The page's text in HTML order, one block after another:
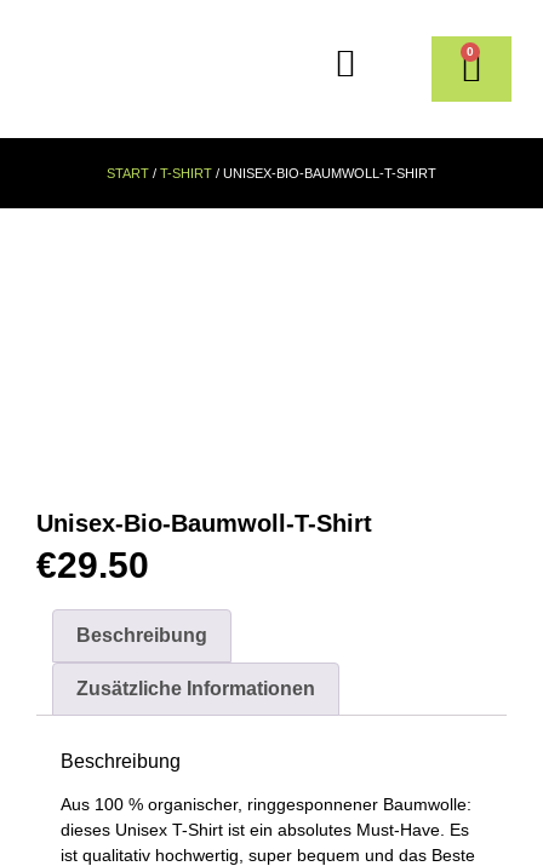
0
START / T-SHIRT / UNISEX-BIO-BAUMWOLL-T-SHIRT
Unisex-Bio-Baumwoll-T-Shirt
€29.50
Beschreibung
Zusätzliche Informationen
Beschreibung
Aus 100 % organischer, ringgesponnener Baumwolle:
dieses Unisex T-Shirt ist ein absolutes Must-Have. Es
ist qualitativ hochwertig, super bequem und das Beste